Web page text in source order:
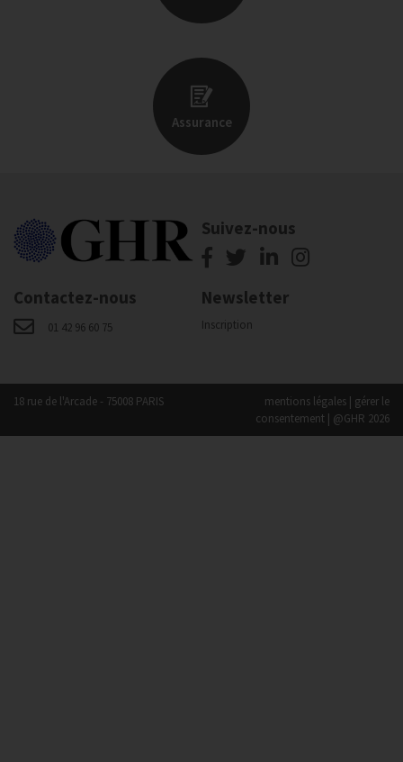
Assurance
Suivez-nous
Contactez-nous
01 42 96 60 75
Newsletter
Inscription
18 rue de l'Arcade - 75008 PARIS mentions légales | gérer le
consentement | @GHR 2026